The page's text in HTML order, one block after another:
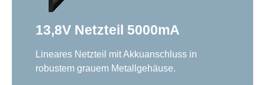
13,8V Netzteil 5000mA
Lineares Netzteil mit Akkuanschluss in
robustem grauem Metallgehäuse.